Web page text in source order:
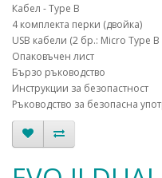
Кабел - Type B
4 комплекта перки (двойка)
USB кабели (2 бр.: Micro Type B
Опаковъчен лист
Бързо ръководство
Инструкции за безопастност
Ръководство за безопасна